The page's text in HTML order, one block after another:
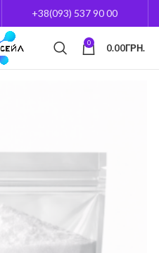
+38(093) 537 90 00
0 0.00ГРН.